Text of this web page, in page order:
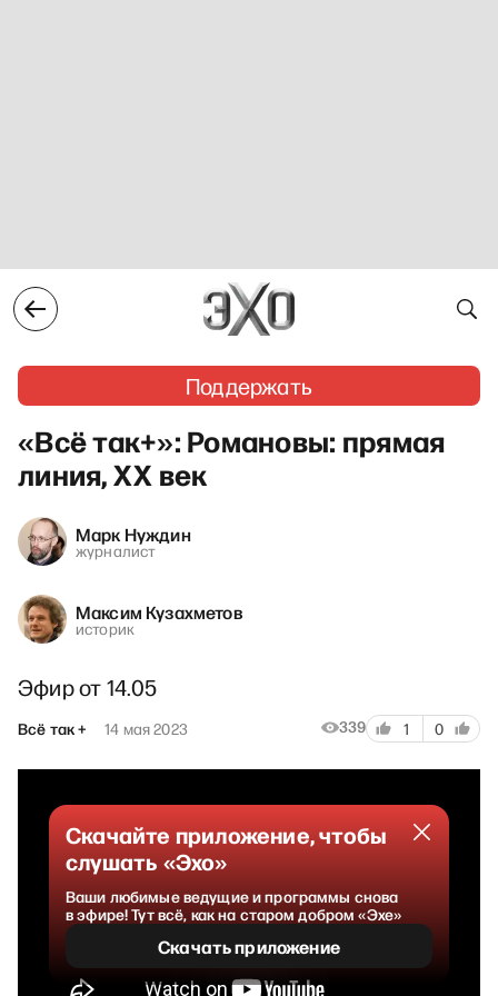
Поддержать
«Всё так+»: Романовы: прямая
линия, ХХ век
Марк Нуждин
журналист
Максим Кузахметов
историк
Эфир от 14.05
Всё так + 14 мая 2023 339 1 0
Скачайте приложение, чтобы
слушать «Эхо»
Ваши любимые ведущие и программы снова
в эфире! Тут всё, как на старом добром «Эхе»
Скачать приложение